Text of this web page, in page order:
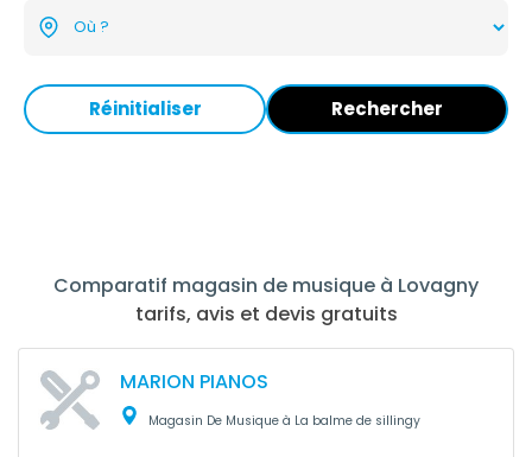
Réinitialiser Rechercher
Comparatif magasin de musique à Lovagny
tarifs, avis et devis gratuits
MARION PIANOS
Magasin De Musique à La balme de sillingy